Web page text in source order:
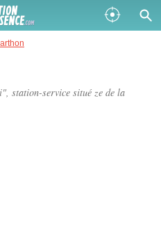
station-service situé ze de la